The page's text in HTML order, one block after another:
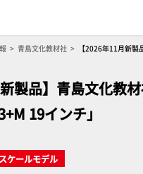
青島文化教材社
【2026年11月新製
新製品】青島文化教
19インチ」
スケールモデル